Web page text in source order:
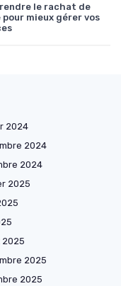
le rachat de
mieux gérer vos
2024
2024
2024
2025
2025
2025